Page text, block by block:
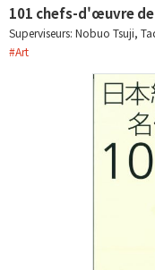
101 chefs-d'œuvre
Superviseurs: Nobuo Tsuji,
#Art